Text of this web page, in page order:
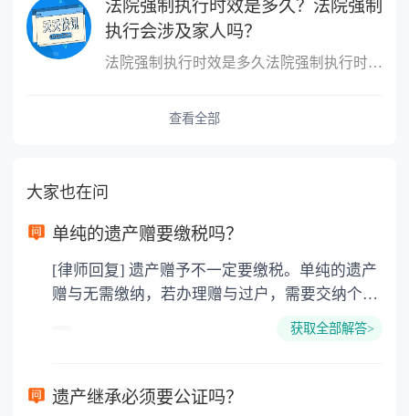
法院强制执行时效是多久？法院强制
执行会涉及家人吗？
法院强制执行时效是多久法院强制执行时效是二年，计算方式根据具体...
查看全部
大家也在问
单纯的遗产赠要缴税吗？
[律师回复] 遗产赠予不一定要缴税。单纯的遗产
赠与无需缴纳，若办理赠与过户，需要交纳个人
所得税、契税和公证费。赠与过户是没有增值税
要缴纳公证费，具体如下： 1. 公证费：按房
获取全部解答>
遗产继承必须要公证吗？